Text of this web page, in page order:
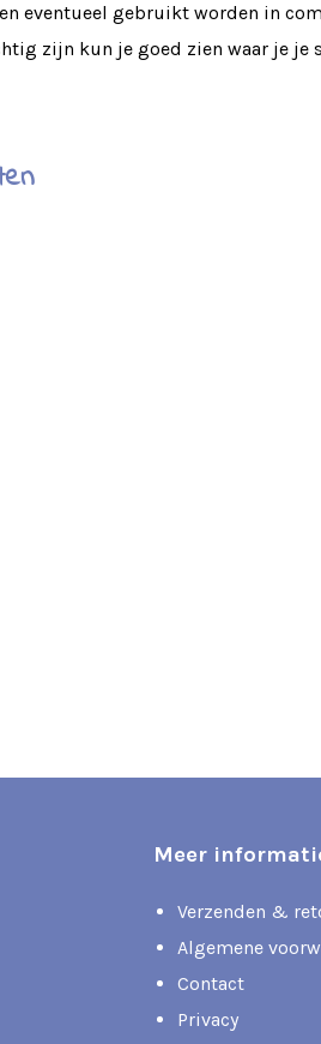
eventueel gebruikt worden in
zijn kun je goed zien waar je je
Meer
Verzenden &
Algemene
Contact
Privacy